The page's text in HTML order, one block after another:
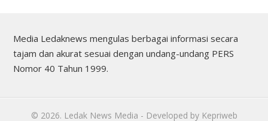
Media Ledaknews mengulas berbagai informasi secara
tajam dan akurat sesuai dengan undang-undang PERS
Nomor 40 Tahun 1999.
© 2026. Ledak News Media - Developed by Kepriweb